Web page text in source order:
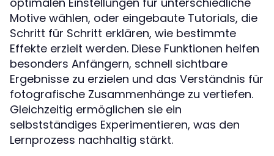
Motive wählen, oder eingebaute Tutorials, die
Schritt für Schritt erklären, wie bestimmte
Effekte erzielt werden. Diese Funktionen helfen
besonders Anfängern, schnell sichtbare
Ergebnisse zu erzielen und das Verständnis für
fotografische Zusammenhänge zu vertiefen.
Gleichzeitig ermöglichen sie ein
selbstständiges Experimentieren, was den
Lernprozess nachhaltig stärkt.